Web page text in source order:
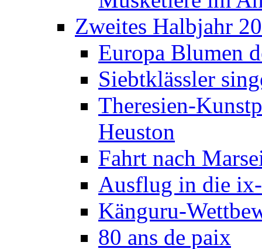
Zweites Halbjahr
Europa Blumen
Siebtklässler
Theresien-
Heuston
Fahrt nach
Ausflug in die
Känguru-
80 ans de paix